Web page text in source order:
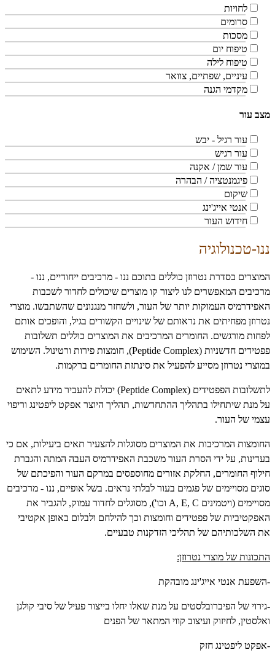
לחויות
סרומים
מסכות
טיפוח יום
טיפוח לילה
עיניים, שפתיים, צוואר
מקדמי הגנה
מצב עור
עור רגיל - יבש
עור רגיש
עור שמן / אקנה
פיגמנטציה / הבהרה
שיקום
אנטי אייג'ינג
חידוש העור
ננו-טכנולוגיה
המוצרים בסדרת נטרוזן כוללים בתוכם ננו - מרכיבים ייחודיים, ננו -
מרכיבים המאפשרים לנו ליצור קו מוצרים שיכולים לחדור לשכבות
האפידרמיס העמוקות יותר של העור, ולשחזר מנגנונים שהשתבשו. מוצרי
נטרוזן מפחיתים את נראותם של שינויים הקשורים בגיל, והופכים אותם
לפחות מורגשים. החומרים המרכיבים את המוצרים כוללים תשלובות
פפטידים חדשניות (Peptide Complex), חומצות פירות ורטינול. השימוש
במוצרי נטרוזן מסייע להפעיל את סינתזת החומרים ברקמות.
לתשלובות הפפטידים (Peptide Complex) יכולת להעביר מידע לתאים
על מנת שיתחילו בתהליך ההתחדשות, תהליך היוצר אפקט ליפטינג וריפוי
עצמי של העור.
החומצות המרכיבות את המוצרים מסוגלות להצעיר תאים ביעילות, אם כי
בעדינות, על ידי הסרת העור משכבת האפידרמיס העבה המתה והגברת
חילוף החומרים, החלקת אזורים מחוספסים במרקם העור והפיכתם של
סוגים מסויימים של פגמים בעור לבלתי נראים. בשל אופיים, ננו - מרכיבים
מסויימים (ויטמינים A, E, C וכו'), מסוגלים לחדור עמוק, להגביר את
האפקטיביות של פפטידים וחומצות וכך להילחם ולבלום באופן אקטיבי
את השלכותיהם של תהליכי הזדקנות טבעיים.
התכונות של מוצרי נטרוזן:
-השפעת אנטי אייג'ינג מובהקת
-גירוי של הפיברובלסטים על מנת שאלו יחלו בייצור פעיל של סיבי קולגן
ואלסטין, לחיזוק ועיצוב קווי המתאר של הפנים
-אפקט ליפטינג חזק